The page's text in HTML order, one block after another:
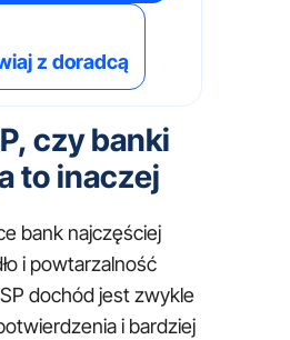
z doradcą
czy banki
to inaczej
bank najczęściej
i powtarzalność
dochód jest zwykle
i bardziej